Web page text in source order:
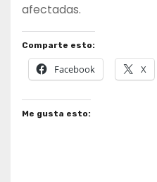
afectadas.
Comparte esto:
Facebook X
Me gusta esto: